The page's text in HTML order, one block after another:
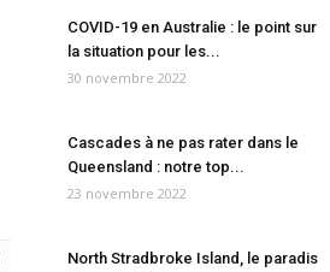
COVID-19 en Australie : le point sur
la situation pour les...
30 novembre 2022
Cascades à ne pas rater dans le
Queensland : notre top...
23 novembre 2022
North Stradbroke Island, le paradis